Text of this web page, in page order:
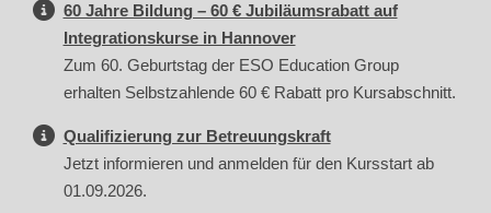
60 Jahre Bildung – 60 € Jubiläumsrabatt auf
Integrationskurse in Hannover
Zum 60. Geburtstag der ESO Education Group
erhalten Selbstzahlende 60 € Rabatt pro Kursabschnitt.
Qualifizierung zur Betreuungskraft
Jetzt informieren und anmelden für den Kursstart ab
01.09.2026.